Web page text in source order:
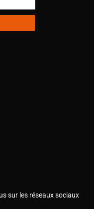
sur les réseaux sociaux